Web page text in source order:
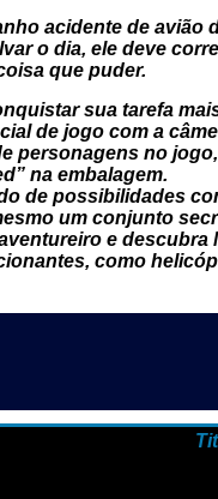
acidente de avião
o dia, ele deve
que puder.
sua tarefa
de jogo com a
personagens no
na embalagem.
de possibilidades
um conjunto
e descubra
como